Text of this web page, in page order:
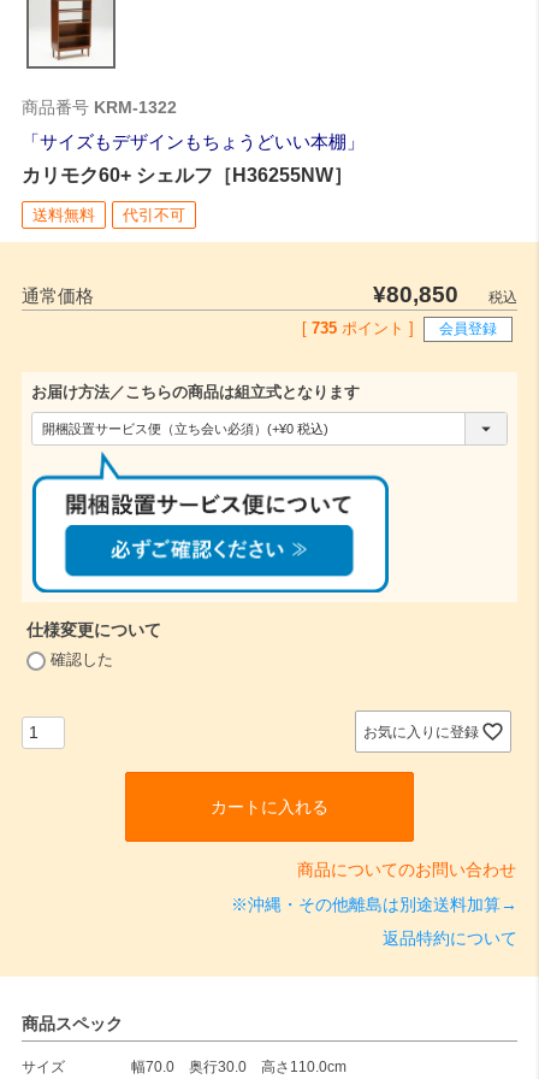
商品番号 KRM-1322
サイズもデザインもちょうどいい本棚
カリモク60+ シェルフ［H36255NW］
送料無料 代引不可
通常価格 ¥80,850
税込
[ 735 ポイント ] 会員登録
お届け方法／こちらの商品は組立式となります
仕様変更について
確認した
お気に入りに登録
カートに入れる
商品についてのお問い合わせ
※沖縄・その他離島は別途送料加算→
返品特約について
商品スペック
サイズ 幅70.0 奥行30.0 高さ110.0cm